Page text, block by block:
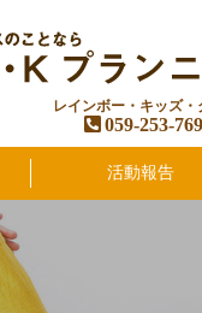
レインボー・キッズ・
059-253-
活動報告